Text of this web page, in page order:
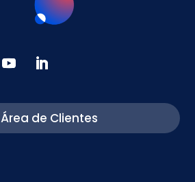
Área de Clientes